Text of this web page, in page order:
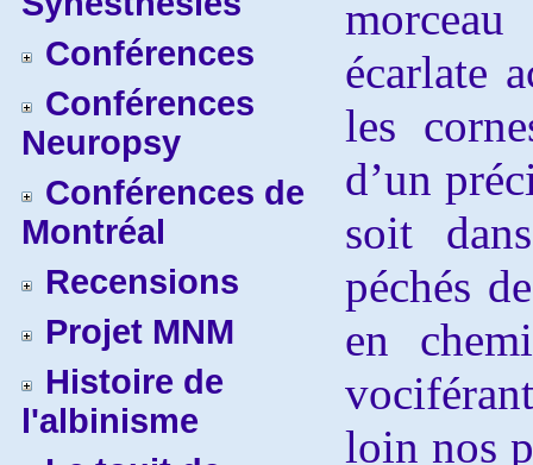
Conférences
Conférences
Neuropsy
Conférences de
Montréal
Recensions
Projet MNM
Histoire de
l'albinisme
écarlate
les
d’un
soit
péchés
en
loin nos